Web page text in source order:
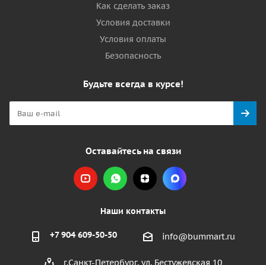
Как сделать заказ
Условия доставки
Условия оплаты
Безопасность
Будьте всегда в курсе!
Оставайтесь на связи
Наши контакты
+7 904 609-50-50 info@bummart.ru
г.Санкт-Петербург, ул. Бестужевская 10